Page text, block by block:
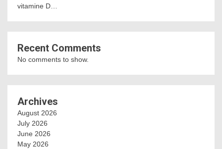
vitamine D…
Recent Comments
No comments to show.
Archives
August 2026
July 2026
June 2026
May 2026